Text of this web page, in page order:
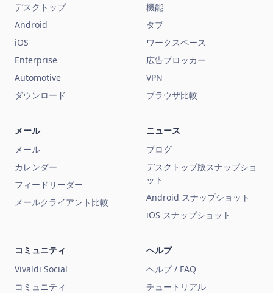
デスクトップ
Android
iOS
Enterprise
Automotive
ダウンロード
機能
タブ
ワークスペース
広告ブロッカー
VPN
ブラウザ比較
メール
メール
カレンダー
フィードリーダー
メールクライアント比較
ニュース
ブログ
デスクトップ版スナップショ
ット
Android スナップショット
iOS スナップショット
コミュニティ
Vivaldi Social
コミュニティ
ヘルプ
ヘルプ / FAQ
チュートリアル